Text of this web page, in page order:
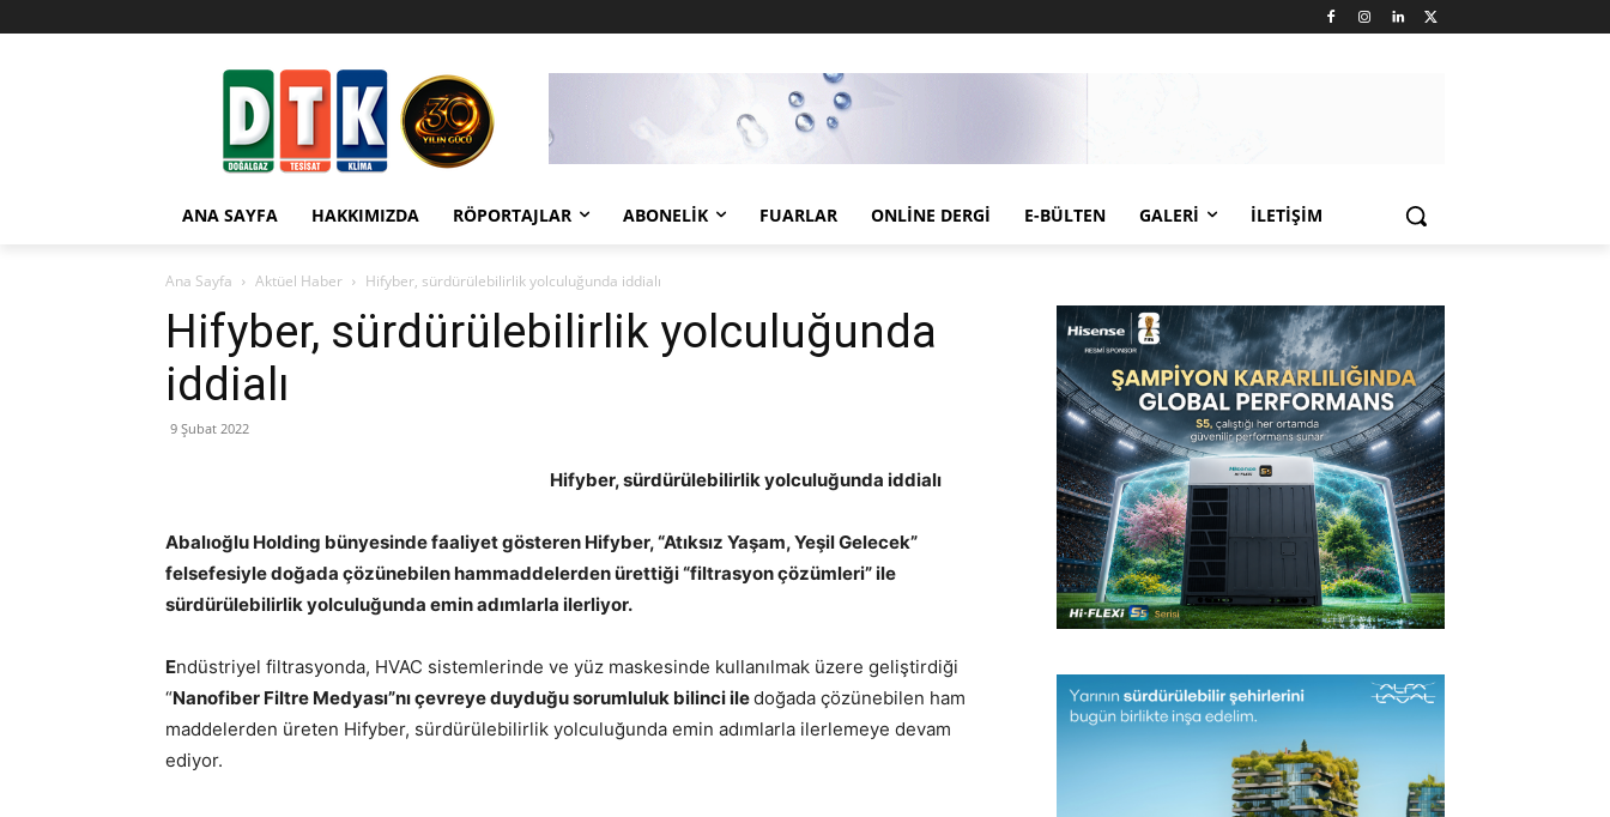
ANA SAYFA HAKKIMIZDA RÖPORTAJLAR ABONELIK FUARLAR ONLINE DERGI E-BÜLTEN GALERI İLETIŞIM
Ana Sayfa Aktüel Haber Hifyber, sürdürülebilirlik yolculuğunda iddialı
Hifyber, sürdürülebilirlik yolculuğunda
iddialı
9 Şubat 2022
Hifyber, sürdürülebilirlik yolculuğunda iddialı
Abalıoğlu Holding bünyesinde faaliyet gösteren Hifyber, “Atıksız Yaşam, Yeşil Gelecek”
felsefesiyledoğada çözünebilen hammaddelerden ürettiği “filtrasyon çözümleri” ile
sürdürülebilirlik yolculuğunda emin adımlarla ilerliyor.
Endüstriyel filtrasyonda, HVAC sistemlerinde ve yüz maskesinde kullanılmak üzere geliştirdiği
“Nanofiber Filtre Medyası”nı çevreye duyduğu sorumluluk bilinci iledoğada çözünebilen ham
maddelerden üreten Hifyber, sürdürülebilirlik yolculuğunda emin adımlarla ilerlemeye devam
ediyor.